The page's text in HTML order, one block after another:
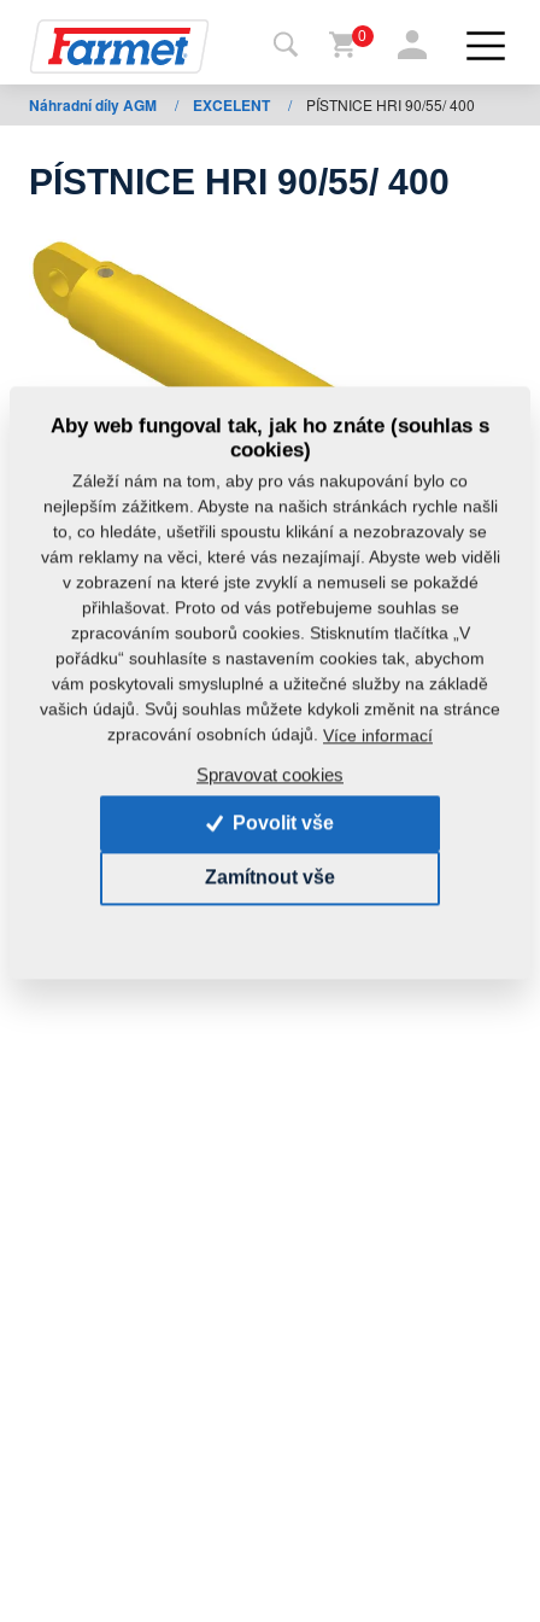
Zpět
na
shop
Moje
stroje
stažení
0
Náhradní díly AGM / EXCELENT / PÍSTNICE HRI 90/55/ 400
PÍSTNICE HRI 90/55/ 400
Kód produktu: 8000540-90174
Tento díl je použitelný i pro následující stroje:
25,6020 kg
Aby web fungoval tak, jak ho znáte (souhlas s
cookies)
Záleží nám na tom, aby pro vás nakupování bylo co
nejlepším zážitkem. Abyste na našich stránkách rychle našli
to, co hledáte, ušetřili spoustu klikání a nezobrazovaly se
vám reklamy na věci, které vás nezajímají. Abyste web viděli
v zobrazení na které jste zvyklí a nemuseli se pokaždé
přihlašovat. Proto od vás potřebujeme souhlas se
zpracováním souborů cookies. Stisknutím tlačítka „V
pořádku“ souhlasíte s nastavením cookies tak, abychom
vám poskytovali smysluplné a užitečné služby na základě
vašich údajů. Svůj souhlas můžete kdykoli změnit na stránce
zpracování osobních údajů. Více informací
Spravovat cookies
Povolit vše
Zamítnout vše